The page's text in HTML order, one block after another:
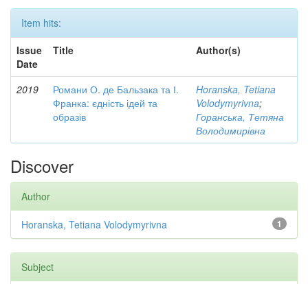
Item hits:
Issue
Date
Title Author(s)
2019
Романи О. де Бальзака та І.
Франка: єдність ідей та
образів
Horanska, Tetiana
Volodymyrivna;
Горанська, Тетяна
Володимирівна
Discover
Author
1
Horanska, Tetiana Volodymyrivna
Subject